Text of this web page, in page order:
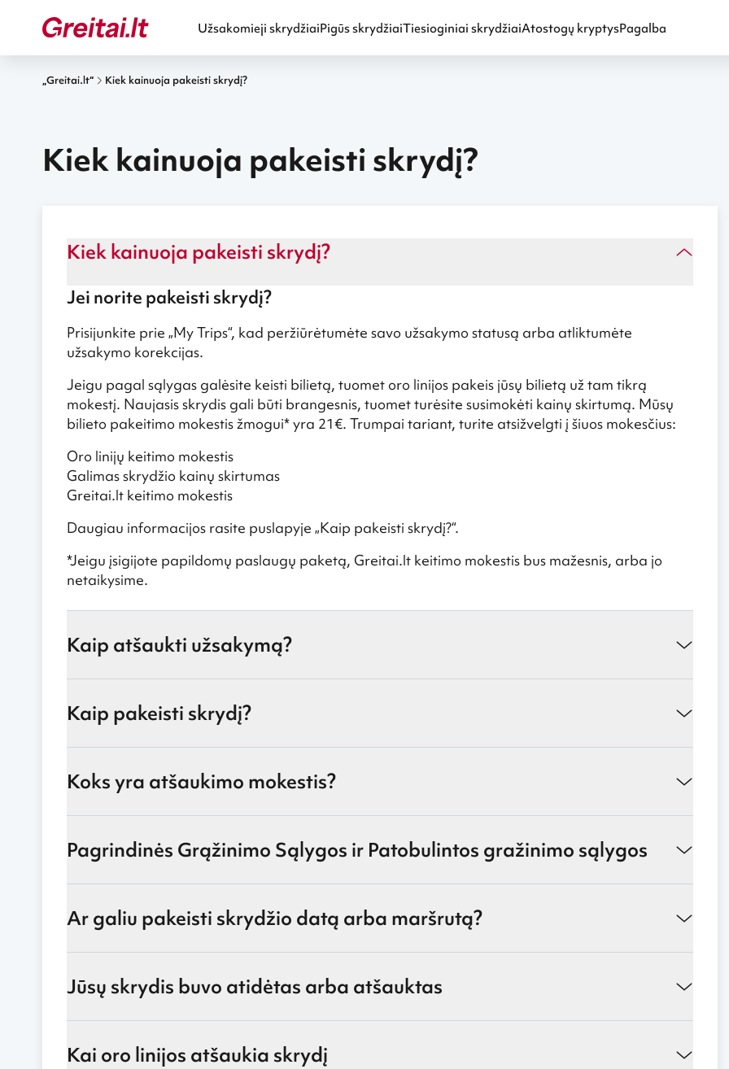
Užsakomieji skrydžiaiPigūs skrydžiaiTiesioginiai skrydžiaiAtostogų kryptysPagalba
„Greitai.lt“ Kiek kainuoja pakeisti skrydį?
Kiek kainuoja pakeisti skrydį?
Kiek kainuoja pakeisti skrydį?
Jei norite pakeisti skrydį?
Prisijunkite prie „My Trips“, kad peržiūrėtumėte savo užsakymo statusą arba atliktumėte
užsakymo korekcijas.
Jeigu pagal sąlygas galėsite keisti bilietą, tuomet oro linijos pakeis jūsų bilietą už tam tikrą
mokestį. Naujasis skrydis gali būti brangesnis, tuomet turėsite susimokėti kainų skirtumą. Mūsų
bilieto pakeitimo mokestis žmogui* yra 21€. Trumpai tariant, turite atsižvelgti į šiuos mokesčius:
Oro linijų keitimo mokestis
Galimas skrydžio kainų skirtumas
Greitai.lt keitimo mokestis
Daugiau informacijos rasite puslapyje „Kaip pakeisti skrydį?“.
*Jeigu įsigijote papildomų paslaugų paketą, Greitai.lt keitimo mokestis bus mažesnis, arba jo
netaikysime.
Kaip atšaukti užsakymą?
Kaip pakeisti skrydį?
Koks yra atšaukimo mokestis?
Pagrindinės Grąžinimo Sąlygos ir Patobulintos gražinimo sąlygos
Ar galiu pakeisti skrydžio datą arba maršrutą?
Jūsų skrydis buvo atidėtas arba atšauktas
Kai oro linijos atšaukia skrydį